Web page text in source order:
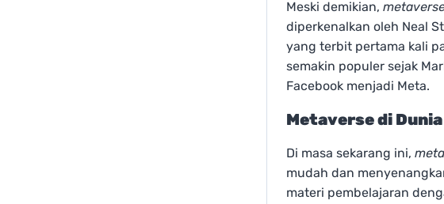
Meski demikian,
diperkenalkan oleh Neal
yang terbit pertama kali
semakin populer sejak
Facebook menjadi Meta.
Metaverse di
Di masa sekarang ini,
mudah dan
materi pembelajaran